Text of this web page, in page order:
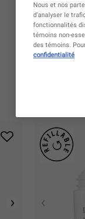
Nous et nos
d’analyser le
fonctionnalités
témoins non-
des témoins.
confidentialité